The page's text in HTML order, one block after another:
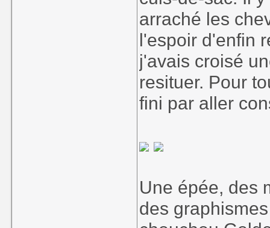
arraché les
l'espoir d'enfin
j'avais croisé
resituer. Pour
fini par aller
Une épée, des
des